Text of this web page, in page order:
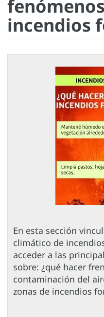
incendios
En esta sección
climático de
acceder a las
sobre: ¿qué hacer
contaminación del
zonas de incendios